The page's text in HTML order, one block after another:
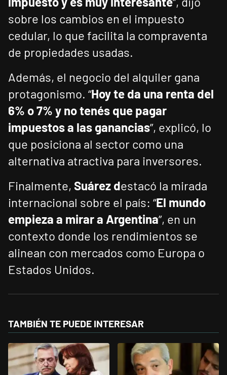
sobre los cambios en el impuesto
cedular, lo que facilita la compraventa
de propiedades usadas.
Además, el negocio del alquiler gana
protagonismo. “Hoy te da una renta del
6% o 7% y no tenés que pagar
impuestos a las ganancias”, explicó, lo
que posiciona al sector como una
alternativa atractiva para inversores.
Finalmente, Suárez destacó la mirada
internacional sobre el país: “El mundo
empieza a mirar a Argentina”, en un
contexto donde los rendimientos se
alinean con mercados como Europa o
Estados Unidos.
TAMBIÉN TE PUEDE INTERESAR